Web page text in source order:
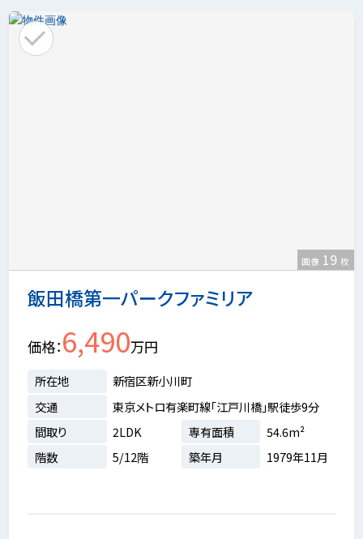
飯田橋第一パークファミリア
画像 19 枚
価格 6,490万円
所在地
新宿区新小川町
交通
東京メトロ有楽町線「江戸川橋」駅徒歩9分
間取り
2LDK 専有面積
54.6m²
階数
5/12階 築年月 1979年11月